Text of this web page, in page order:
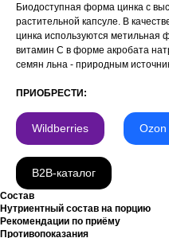
Биодоступная форма цинка с
растительной капсуле. В
цинка используются метильная
витамин С в форме акробата
семян льна - природным
ПРИОБРЕСТИ:
Wildberries Ozon
B2B-каталог
Состав
Нутриентный состав на порцию
Рекомендации по приёму
Противопоказания